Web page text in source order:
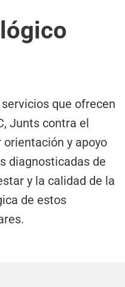
que ofrecen
Junts contra el
y apoyo
diagnosticadas de
y la calidad de la
de estos